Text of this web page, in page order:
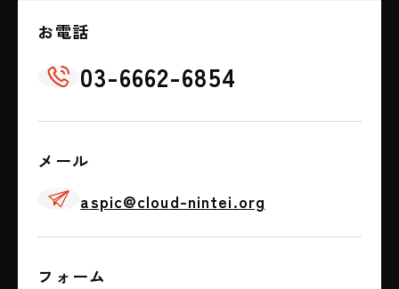
お電話
📞 03-6662-6854
メール
✈ aspic@cloud-nintei.org
フォーム